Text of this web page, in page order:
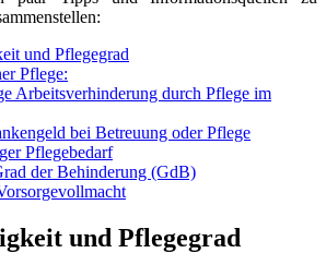
und Pflegegrad
Pflege:
Arbeitsverhinderung durch Pflege im
bei Betreuung oder Pflege
Pflegebedarf
der Behinderung (GdB)
und Pflegegrad